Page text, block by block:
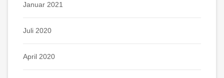
Januar 2021
Juli 2020
April 2020